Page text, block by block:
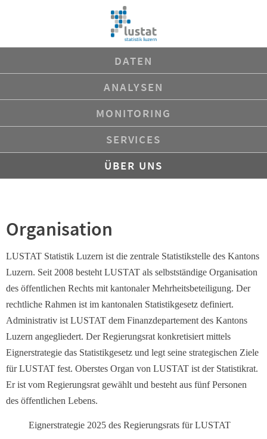
DATEN
ANALYSEN
MONITORING
SERVICES
ÜBER UNS
Organisation
LUSTAT Statistik Luzern ist die zentrale Statistikstelle des Kantons
Luzern. Seit 2008 besteht LUSTAT als selbstständige Organisation
des öffentlichen Rechts mit kantonaler Mehrheitsbeteiligung. Der
rechtliche Rahmen ist im kantonalen Statistikgesetz definiert.
Administrativ ist LUSTAT dem Finanzdepartement des Kantons
Luzern angegliedert. Der Regierungsrat konkretisiert mittels
Eignerstrategie das Statistikgesetz und legt seine strategischen Ziele
für LUSTAT fest. Oberstes Organ von LUSTAT ist der Statistikrat.
Er ist vom Regierungsrat gewählt und besteht aus fünf Personen
des öffentlichen Lebens.
Eignerstrategie 2025 des Regierungsrats für LUSTAT